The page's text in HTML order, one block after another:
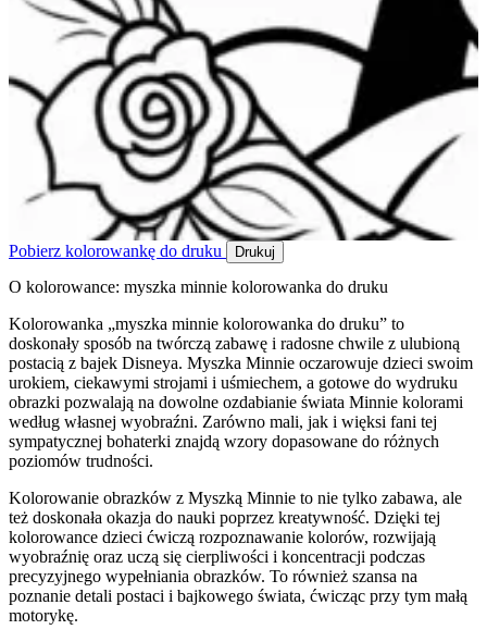
Pobierz kolorowankę do druku Drukuj
O kolorowance: myszka minnie kolorowanka do druku
Kolorowanka „myszka minnie kolorowanka do druku” to
doskonały sposób na twórczą zabawę i radosne chwile z ulubioną
postacią z bajek Disneya. Myszka Minnie oczarowuje dzieci swoim
urokiem, ciekawymi strojami i uśmiechem, a gotowe do wydruku
obrazki pozwalają na dowolne ozdabianie świata Minnie kolorami
według własnej wyobraźni. Zarówno mali, jak i więksi fani tej
sympatycznej bohaterki znajdą wzory dopasowane do różnych
poziomów trudności.
Kolorowanie obrazków z Myszką Minnie to nie tylko zabawa, ale
też doskonała okazja do nauki poprzez kreatywność. Dzięki tej
kolorowance dzieci ćwiczą rozpoznawanie kolorów, rozwijają
wyobraźnię oraz uczą się cierpliwości i koncentracji podczas
precyzyjnego wypełniania obrazków. To również szansa na
poznanie detali postaci i bajkowego świata, ćwicząc przy tym małą
motorykę.